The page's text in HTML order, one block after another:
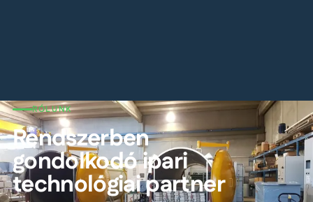
RÓLUNK
Rendszerben
gondolkodó ipari
technológiai partner